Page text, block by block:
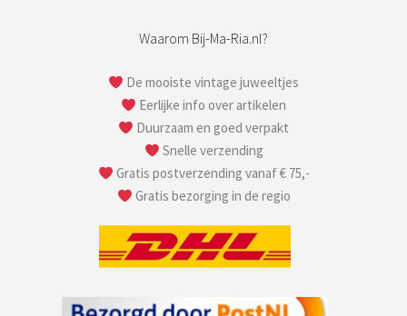
Waarom Bij-Ma-Ria.nl?
De mooiste vintage juweeltjes
Eerlijke info over artikelen
Duurzaam en goed verpakt
Snelle verzending
Gratis postverzending vanaf € 75,-
Gratis bezorging in de regio